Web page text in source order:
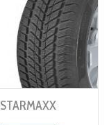
STARMAXX